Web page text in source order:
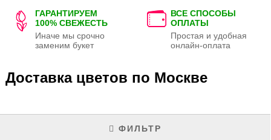
ГАРАНТИРУЕМ
100% СВЕЖЕСТЬ
Иначе мы срочно
заменим букет
ВСЕ СПОСОБЫ
ОПЛАТЫ
Простая и удобная
онлайн-оплата
Доставка цветов по Москве
ФИЛЬТР